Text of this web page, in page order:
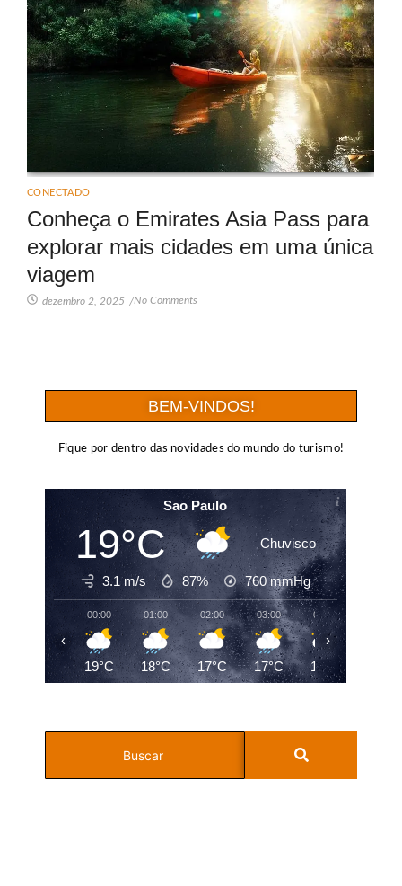
CONECTADO
Conheça o Emirates Asia Pass para
explorar mais cidades em uma única
viagem
dezembro 2, 2025 /No Comments
BEM-VINDOS!
Fique por dentro das novidades do mundo do turismo!
Sao Paulo
19°C Chuvisco
3.1 m/s 87% 760mmHg
00:00
19°C
01:00
18°C
02:00
17°C
03:00
17°C
04:00
17°C
‹ ›